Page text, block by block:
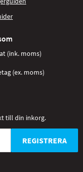
(ink. moms)
(ex. moms)
till din inkorg.
REGISTRERA